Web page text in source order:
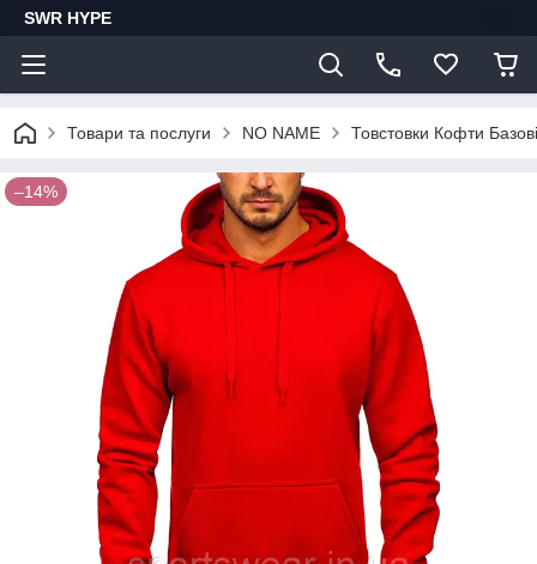
SWR HYPE
Товари та послуги NO NAME Товстовки Кофти Базові
–14%